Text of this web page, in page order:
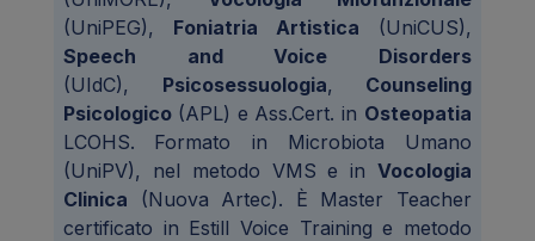
(UniPEG), Foniatria Artistica (UniCUS),
Speech and Voice Disorders
(UIdC), Psicosessuologia, Counseling
Psicologico (APL) e Ass.Cert. in Osteopatia
LCOHS.
Formato in Microbiota Umano
(UniPV), nel metodo VMS e in Vocologia
Clinica (Nuova Artec). È Master Teacher
certificato in Estill Voice Training e metodo